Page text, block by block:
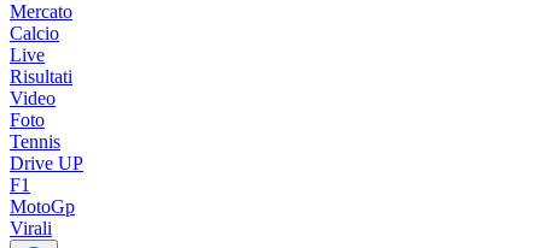
Mercato
Calcio
Live
Risultati
Video
Foto
Tennis
Drive UP
F1
MotoGp
Virali